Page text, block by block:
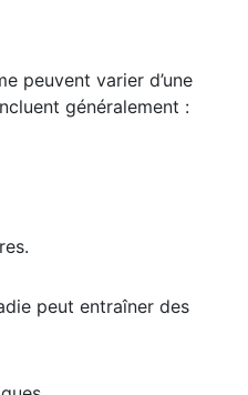
peuvent varier d’une
généralement :
peut entraîner des